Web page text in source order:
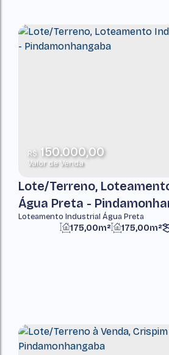
R$150.000,00
Valor de Venda
Lote/Terreno,
Água Preta -
Loteamento Industrial Água Preta
175,00m² 175,00m²